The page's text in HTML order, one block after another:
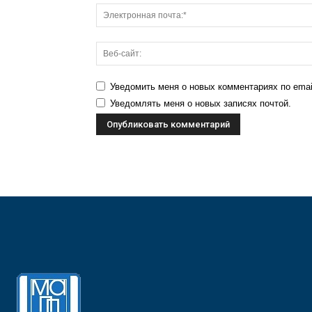
Уведомить меня о новых комментариях по
Уведомлять меня о новых записях почтой.